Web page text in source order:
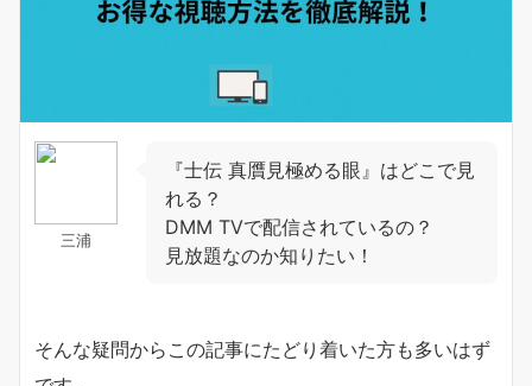
三浦
『士伝 真贋見極める眼』はどこで見
れる？
DMM TVで配信されているの？
見放題なのか知りたい！
そんな疑問からこの記事にたどり着いた方も多いはず